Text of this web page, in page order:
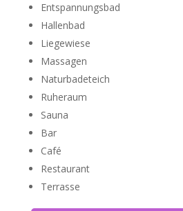
Entspannungsbad
Hallenbad
Liegewiese
Massagen
Naturbadeteich
Ruheraum
Sauna
Bar
Café
Restaurant
Terrasse